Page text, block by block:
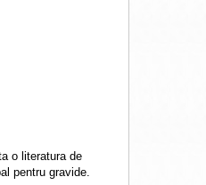
o literatura de
pentru gravide.